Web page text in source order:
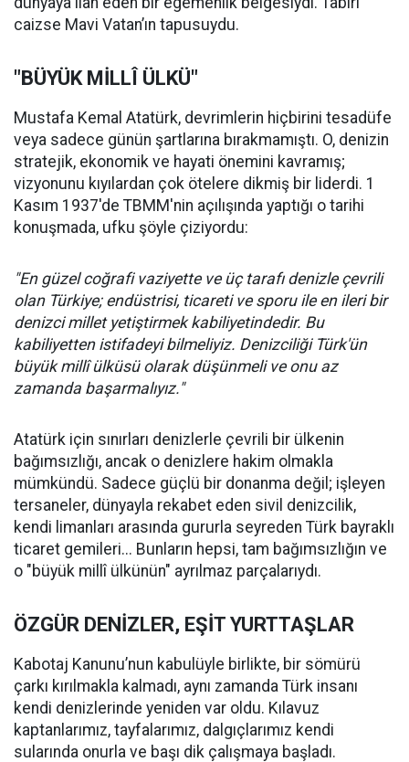
caizse Mavi Vatan’ın tapusuydu.
"BÜYÜK MİLLÎ ÜLKÜ"
Mustafa Kemal Atatürk, devrimlerin hiçbirini tesadüfe
veya sadece günün şartlarına bırakmamıştı. O, denizin
stratejik, ekonomik ve hayati önemini kavramış;
vizyonunu kıyılardan çok ötelere dikmiş bir liderdi. 1
Kasım 1937'de TBMM'nin açılışında yaptığı o tarihi
konuşmada, ufku şöyle çiziyordu:
"En güzel coğrafi vaziyette ve üç tarafı denizle çevrili
olan Türkiye; endüstrisi, ticareti ve sporu ile en ileri bir
denizci millet yetiştirmek kabiliyetindedir. Bu
kabiliyetten istifadeyi bilmeliyiz. Denizciliği Türk'ün
büyük millî ülküsü olarak düşünmeli ve onu az
zamanda başarmalıyız."
Atatürk için sınırları denizlerle çevrili bir ülkenin
bağımsızlığı, ancak o denizlere hakim olmakla
mümkündü. Sadece güçlü bir donanma değil; işleyen
tersaneler, dünyayla rekabet eden sivil denizcilik,
kendi limanları arasında gururla seyreden Türk bayraklı
ticaret gemileri... Bunların hepsi, tam bağımsızlığın ve
o "büyük millî ülkünün" ayrılmaz parçalarıydı.
ÖZGÜR DENİZLER, EŞİT YURTTAŞLAR
Kabotaj Kanunu’nun kabulüyle birlikte, bir sömürü
çarkı kırılmakla kalmadı, aynı zamanda Türk insanı
kendi denizlerinde yeniden var oldu. Kılavuz
kaptanlarımız, tayfalarımız, dalgıçlarımız kendi
sularında onurla ve başı dik çalışmaya başladı.